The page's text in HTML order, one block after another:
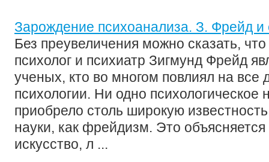
Зарождение психоанализа. З. Фрейд и
Без преувеличения можно сказать,
психолог и психиатр Зигмунд Фрейд
ученых, кто во многом повлиял на все
психологии. Ни одно психологическое
приобрело столь широкую
науки, как фрейдизм. Это
искусство, л ...